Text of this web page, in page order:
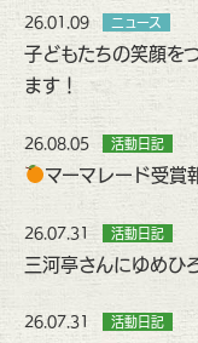
26.01.09 ニュース
子どもたちの笑顔を
ます！
26.08.05 活動日記
マーマレード受賞
26.07.31 活動日記
三河亭さんにゆめひ
26.07.31 活動日記